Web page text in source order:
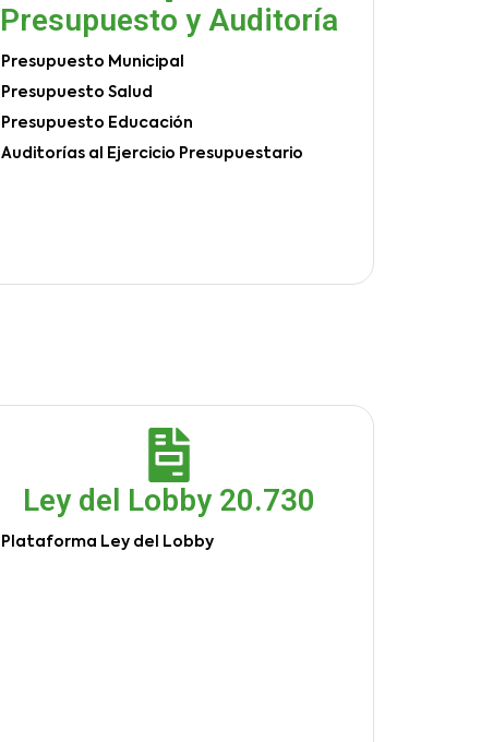
Presupuesto y Auditoría
Presupuesto Municipal
Presupuesto Salud
Presupuesto Educación
Auditorías al Ejercicio Presupuestario
Ley del Lobby 20.730
Plataforma Ley del Lobby